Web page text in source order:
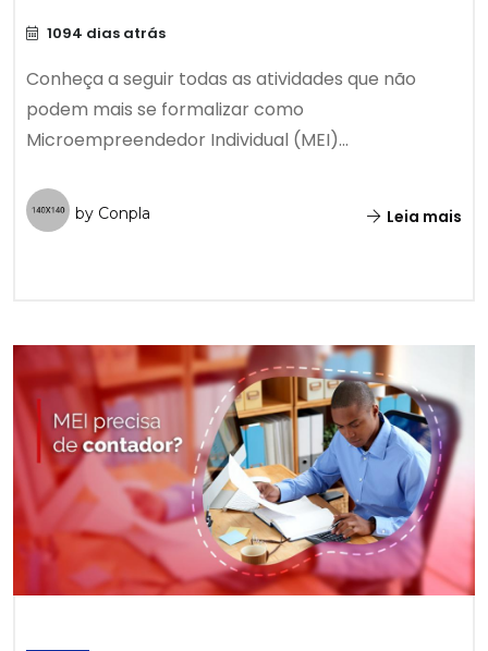
1094 dias atrás
Conheça a seguir todas as atividades que não
podem mais se formalizar como
Microempreendedor Individual (MEI)...
by Conpla Leia mais